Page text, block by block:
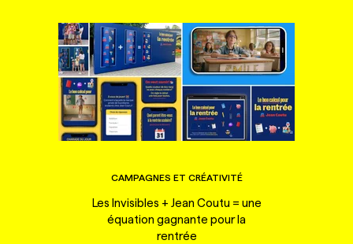
CAMPAGNES ET CRÉATIVITÉ
Les Invisibles + Jean Coutu = une
équation gagnante pour la
rentrée